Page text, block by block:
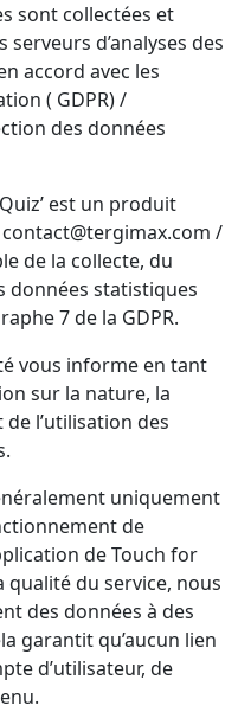
sont collectées et
d’analyses des
accord avec les
( GDPR) /
des données
est un produit
/
de la collecte, du
données statistiques
7 de la GDPR.
vous informe en tant
sur la nature, la
l’utilisation des
uniquement
de
de Touch for
qualité du service, nous
des données à des
garantit qu’aucun lien
d’utilisateur, de